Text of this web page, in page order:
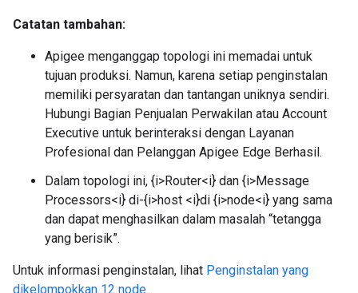
Catatan tambahan:
Apigee menganggap topologi ini memadai untuk
tujuan produksi. Namun, karena setiap penginstalan
memiliki persyaratan dan tantangan uniknya sendiri.
Hubungi Bagian Penjualan Perwakilan atau Account
Executive untuk berinteraksi dengan Layanan
Profesional dan Pelanggan Apigee Edge Berhasil.
Dalam topologi ini, {i>Router<i} dan {i>Message
Processors<i} di-{i>host <i}di {i>node<i} yang sama
dan dapat menghasilkan dalam masalah “tetangga
yang berisik”.
Untuk informasi penginstalan, lihat Penginstalan yang
dikelompokkan 12 node.